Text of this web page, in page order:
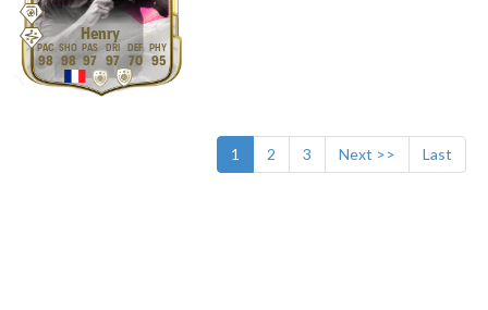
Henry
98 98 97 97 70 95
1 2 3 Next >> Last